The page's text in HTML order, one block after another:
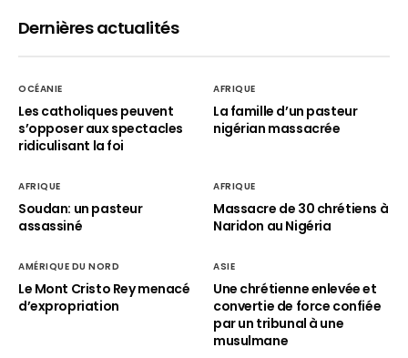
Dernières actualités
OCÉANIE
Les catholiques peuvent
s’opposer aux spectacles
ridiculisant la foi
AFRIQUE
La famille d’un pasteur
nigérian massacrée
AFRIQUE
Soudan: un pasteur
assassiné
AFRIQUE
Massacre de 30 chrétiens à
Naridon au Nigéria
AMÉRIQUE DU NORD
Le Mont Cristo Rey menacé
d’expropriation
ASIE
Une chrétienne enlevée et
convertie de force confiée
par un tribunal à une
musulmane